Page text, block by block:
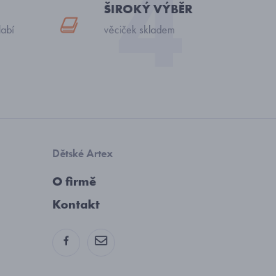
ŠIROKÝ VÝBĚR
věciček skladem
Dětské Artex
O firmě
Kontakt